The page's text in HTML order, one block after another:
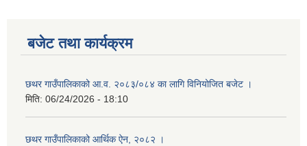
बजेट तथा कार्यक्रम
छथर गाउँपालिकाको आ.व. २०८३/०८४ का लागि विनियोजित बजेट ।
मिति: 06/24/2026 - 18:10
छथर गाउँपालिकाको आर्थिक ऐन, २०८२ ।